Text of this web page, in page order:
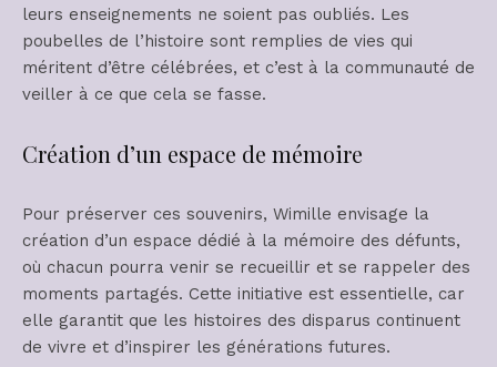
leurs enseignements ne soient pas oubliés. Les
poubelles de l’histoire sont remplies de vies qui
méritent d’être célébrées, et c’est à la communauté de
veiller à ce que cela se fasse.
Création d’un espace de mémoire
Pour préserver ces souvenirs, Wimille envisage la
création d’un espace dédié à la mémoire des défunts,
où chacun pourra venir se recueillir et se rappeler des
moments partagés. Cette initiative est essentielle, car
elle garantit que les histoires des disparus continuent
de vivre et d’inspirer les générations futures.